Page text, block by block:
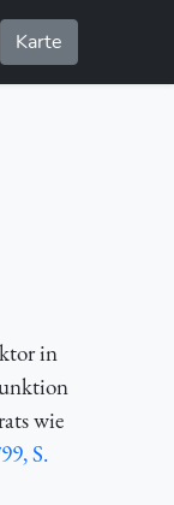
Karte
in
wie
S.